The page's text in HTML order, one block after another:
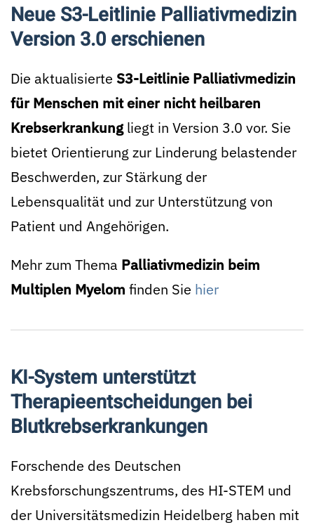
Neue S3-Leitlinie Palliativmedizin
Version 3.0 erschienen
Die aktualisierte S3-Leitlinie Palliativmedizin
für Menschen mit einer nicht heilbaren
Krebserkrankungliegt in Version 3.0 vor. Sie
bietet Orientierung zur Linderung belastender
Beschwerden, zur Stärkung der
Lebensqualität und zur Unterstützung von
Patient und Angehörigen.
Mehr zum Thema Palliativmedizin beim
Multiplen Myelom finden Sie hier
KI-System unterstützt
Therapieentscheidungen bei
Blutkrebserkrankungen
Forschende des Deutschen
Krebsforschungszentrums, des HI-STEM und
der Universitätsmedizin Heidelberg haben mit